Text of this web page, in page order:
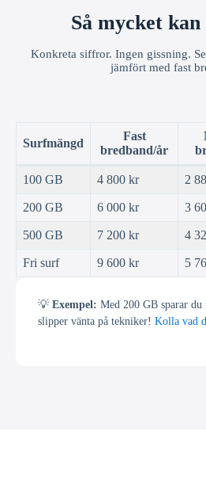
Så mycket
Konkreta siffror. Ingen gissning.
jämfört med fast
Surfmängd
Fast
bredband/år
100 GB 4 800 kr 2
200 GB 6 000 kr 3
500 GB 7 200 kr 4
Fri surf 9 600 kr 5
💡Exempel: Med 200 GB sparar
slipper vänta på tekniker! Kolla vad